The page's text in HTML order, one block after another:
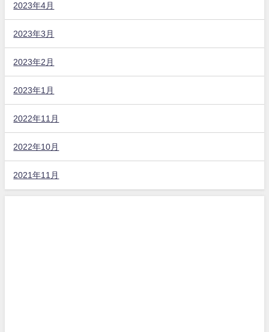
2023年4月
2023年3月
2023年2月
2023年1月
2022年11月
2022年10月
2021年11月